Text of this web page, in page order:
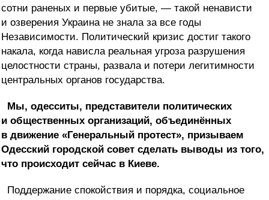
сотни раненых и первые убитые, — такой ненависти
и озверения Украина не знала за все годы
Независимости. Политический кризис достиг такого
накала, когда нависла реальная угроза разрушения
целостности страны, развала и потери легитимности
центральных органов государства.
Мы, одесситы, представители политических
и общественных организаций, объединённых
в движение «Генеральный протест», призываем
Одесский городской совет сделать выводы из того,
что происходит сейчас в Киеве.
Поддержание спокойствия и порядка, социальное